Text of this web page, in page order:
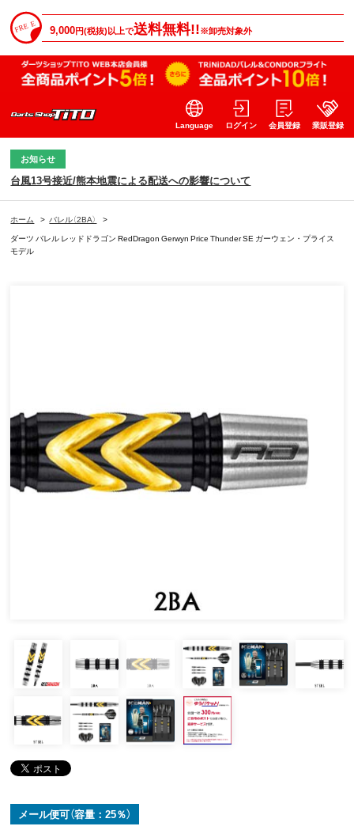
9,000円(税抜)以上で送料無料!!※卸売対象外
Language ログイン 会員登録 業販登録
お知らせ
台風13号接近/熊本地震による配送への影響について
ホーム > バレル（2BA）
>
ダーツ バレル レッドドラゴン RedDragon Gerwyn Price Thunder SE ガーウェン・プライス
モデル
メール便可（容量：25％）